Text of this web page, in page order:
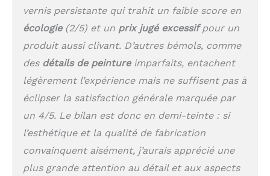
vernis persistante qui trahit un faible score en
écologie(2/5) et un prix jugé excessifpour un
produit aussi clivant. D’autres bémols, comme
des détails de peintureimparfaits, entachent
légèrement l’expérience mais ne suffisent pas à
éclipser la satisfaction générale marquée par
un 4/5. Le bilan est donc en demi-teinte : si
l’esthétique et la qualité de fabrication
convainquent aisément, j’aurais apprécié une
plus grande attention au détail et aux aspects